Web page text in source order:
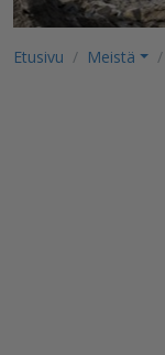
Etusivu Meistä